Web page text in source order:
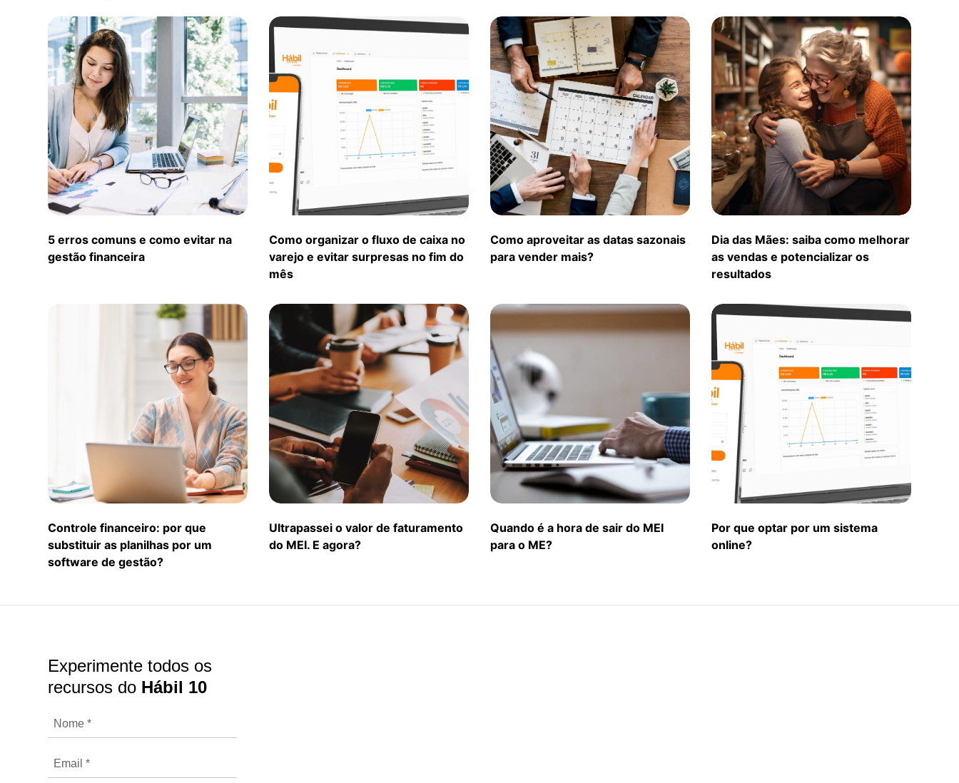
5 erros comuns e como evitar na
gestão financeira
Como organizar o fluxo de caixa no
varejo e evitar surpresas no fim do
mês
Como aproveitar as datas sazonais
para vender mais?
Dia das Mães: saiba como melhorar
as vendas e potencializar os
resultados
Controle financeiro: por que
substituir as planilhas por um
software de gestão?
Ultrapassei o valor de faturamento
do MEI. E agora?
Quando é a hora de sair do MEI
para o ME?
Por que optar por um sistema
online?
Experimente todos os
recursos do Hábil 10